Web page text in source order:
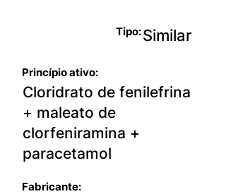
Tipo:Similar
Princípio ativo:
Cloridrato de fenilefrina
+ maleato de
clorfeniramina +
paracetamol
Fabricante: